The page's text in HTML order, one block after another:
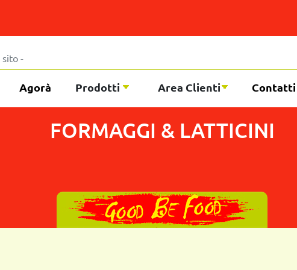
Agorà Prodotti Area Clienti Contatti
FORMAGGI & LATTICINI